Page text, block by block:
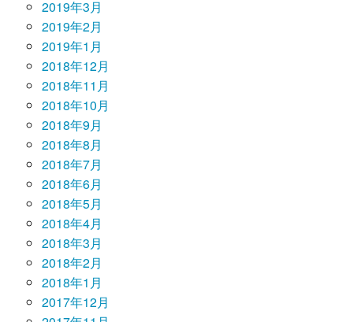
2019年3月
2019年2月
2019年1月
2018年12月
2018年11月
2018年10月
2018年9月
2018年8月
2018年7月
2018年6月
2018年5月
2018年4月
2018年3月
2018年2月
2018年1月
2017年12月